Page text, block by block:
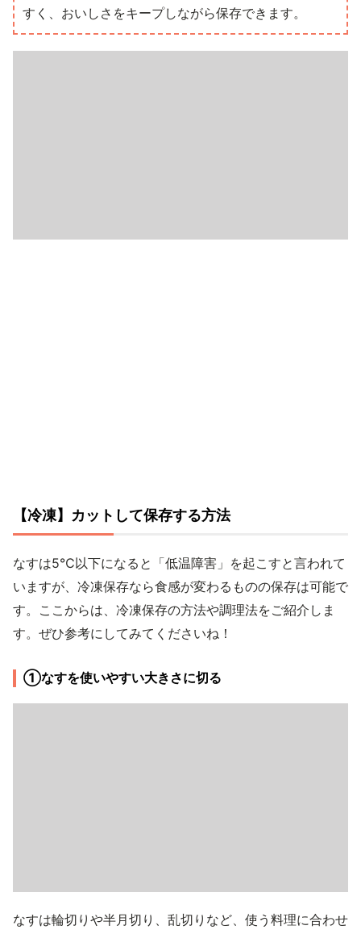
すく、おいしさをキープしながら保存できます。
【冷凍】カットして保存する方法
なすは5℃以下になると「低温障害」を起こすと言われて
いますが、冷凍保存なら食感が変わるものの保存は可能で
す。ここからは、冷凍保存の方法や調理法をご紹介しま
す。ぜひ参考にしてみてくださいね！
①なすを使いやすい大きさに切る
なすは輪切りや半月切り、乱切りなど、使う料理に合わせ